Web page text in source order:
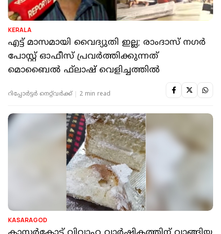
KERALA
എട്ട് മാസമായി വൈദ്യുതി ഇല്ല; രാംദാസ് നഗര്‍
പോസ്റ്റ് ഓഫീസ് പ്രവര്‍ത്തിക്കുന്നത്
മൊബൈല്‍ ഫ്‌ലാഷ് വെളിച്ചത്തില്‍
റിപ്പോർട്ടർ നെറ്റ്‌വര്‍ക്ക്‌ 2 min read
KASARAGOD